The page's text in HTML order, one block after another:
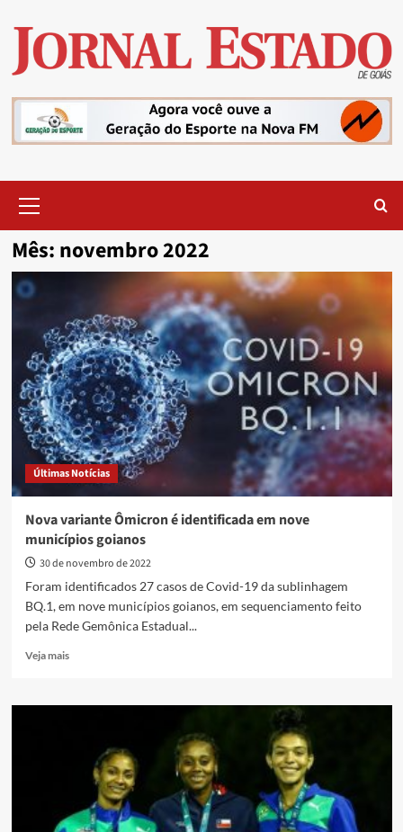
content
Menu
Mês: novembro 2022
Últimas Notícias
Nova variante Ômicron é identificada em nove
municípios goianos
30 de novembro de 2022
Foram identificados 27 casos de Covid-19 da sublinhagem
BQ.1, em nove municípios goianos, em sequenciamento feito
pela Rede Gemônica Estadual...
Veja maisRead
Nova
identificada
nove
municípios